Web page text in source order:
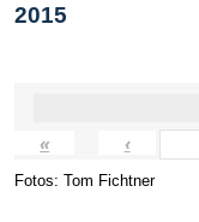
2015
« ‹
Fotos: Tom Fichtner